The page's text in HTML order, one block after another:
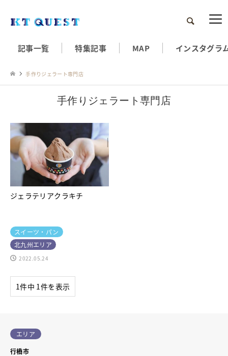
検索
記事一覧 特集記事 MAP インスタグラ
手作りジェラート専門店
手作りジェラート専門店
ジェラテリアクラキチ
スイーツ・パン
北九州エリア
2022.05.24
1件中 1件を表示
エリア
行橋市